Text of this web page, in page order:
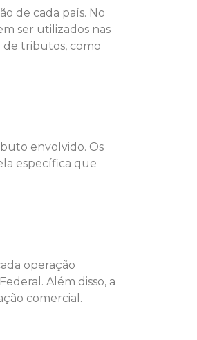
de cada país. No
ser utilizados nas
de tributos, como
envolvido. Os
específica que
operação
Além disso, a
comercial.